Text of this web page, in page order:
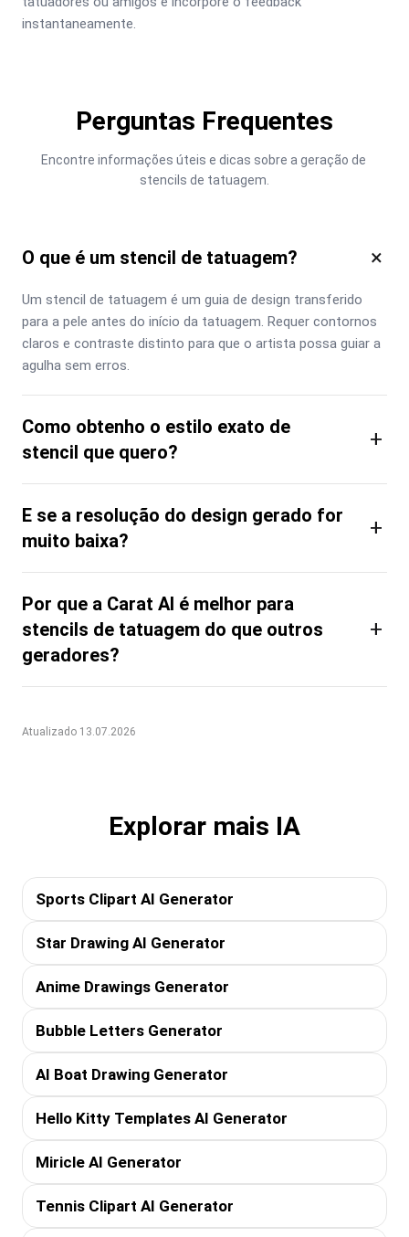
instantaneamente.
Perguntas Frequentes
Encontre informações úteis e dicas sobre a geração de
stencils de tatuagem.
O que é um stencil de tatuagem? ×
Um stencil de tatuagem é um guia de design transferido
para a pele antes do início da tatuagem. Requer contornos
claros e contraste distinto para que o artista possa guiar a
agulha sem erros.
Como obtenho o estilo exato de
stencil que quero?
+
E se a resolução do design gerado for
muito baixa?
+
Por que a Carat AI é melhor para
stencils de tatuagem do que outros
geradores?
+
Atualizado 13.07.2026
Explorar mais IA
Sports Clipart AI Generator
Star Drawing AI Generator
Anime Drawings Generator
Bubble Letters Generator
AI Boat Drawing Generator
Hello Kitty Templates AI Generator
Miricle AI Generator
Tennis Clipart AI Generator